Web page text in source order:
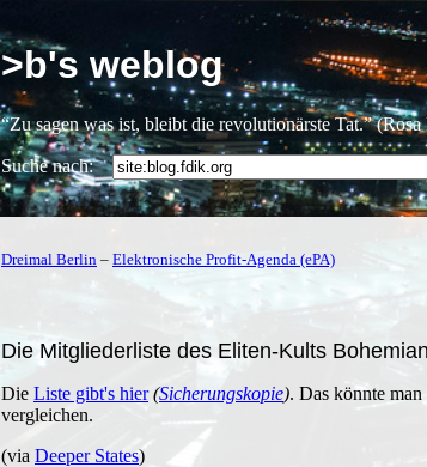
>b's weblog
“Zu sagen was ist, bleibt die revolutionärste Tat.”
Suche nach:
Dreimal Berlin – Elektronische Profit-Agenda (ePA)
Die Mitgliederliste des Eliten-Kults
Die Liste gibt's hier (Sicherungskopie). Das könnte
vergleichen.
(via Deeper States)